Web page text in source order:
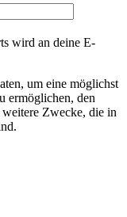
wird an deine E-
um eine möglichst
ermöglichen, den
Zwecke, die in